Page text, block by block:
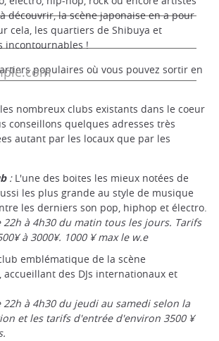
découvrir, la scène japonaise en a pour
cela, les quartiers de Shibuya et
incontournables !
populaires où vous pouvez sortir en
nombreux clubs existants dans le coeur
conseillons quelques adresses très
autant par les locaux que par les
: L'une des boites les mieux notées de
les plus grande au style de musique
les derniers son pop, hiphop et électro.
à 4h30 du matin tous les jours. Tarifs
à 3000¥. 1000 ¥ max le w.e
emblématique de la scène
des DJs internationaux et
à 4h30 du jeudi au samedi selon la
et les tarifs d'entrée d'environ 3500 ¥